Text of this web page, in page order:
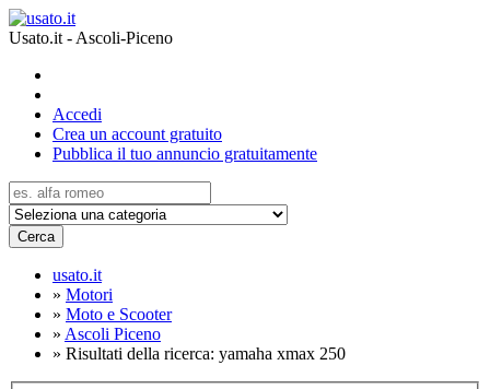
Usato.it - Ascoli-Piceno
Accedi
Crea un account gratuito
Pubblica il tuo annuncio gratuitamente
Cerca
usato.it
» Motori
» Moto e Scooter
» Ascoli Piceno
» Risultati della ricerca: yamaha xmax 250